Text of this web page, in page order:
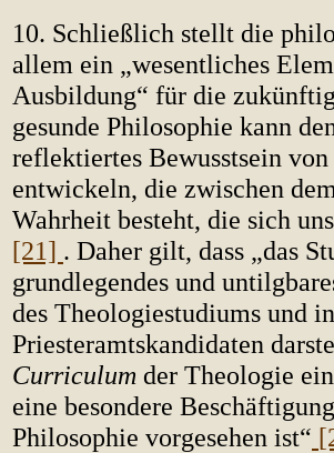
10. Schließlich stellt die
allem ein „wesentliches
Ausbildung“ für die
gesunde Philosophie kann
reflektiertes Bewusstsein
entwickeln, die zwischen
Wahrheit besteht, die sich
[21] . Daher gilt, dass „das
grundlegendes und
des Theologiestudiums und
Priesteramtskandidaten
Curriculum der Theologie
eine besondere
Philosophie vorgesehen ist“